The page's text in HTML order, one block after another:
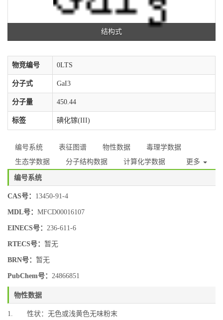
结构式
物竞编号 0LTS
分子式 GaI3
分子量 450.44
标签 碘化镓(III)
编号系统 表征图谱 物性数据
毒理学数据
生态学数据
分子结构数据 计算化学数据 更多
编号系统
CAS号： 13450-91-4
MDL号： MFCD00016107
EINECS号： 236-611-6
RTECS号： 暂无
BRN号： 暂无
PubChem号： 24866851
物性数据
1. 性状：无色或浅黄色无味粉末